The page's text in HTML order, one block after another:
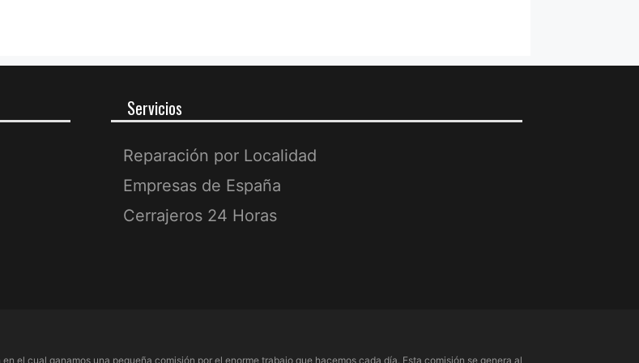
Servicios
Reparación por Localidad
Empresas de España
Cerrajeros 24 Horas
el cual ganamos una pequeña comisión por el enorme trabajo que hacemos cada día. Esta comisión se genera al